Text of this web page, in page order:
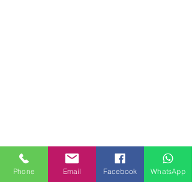
MILANHOUSES
Phone Email Facebook WhatsApp